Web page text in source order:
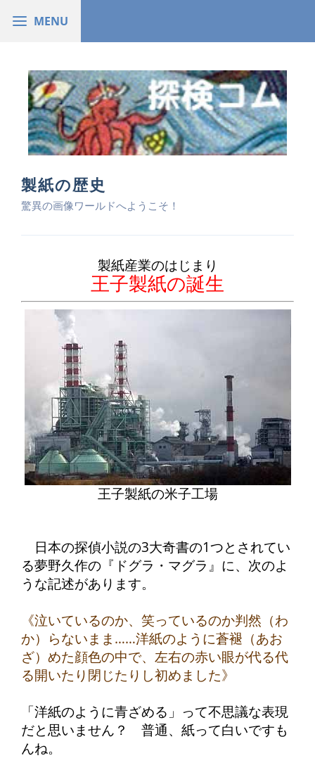
製紙の歴史
驚異の画像ワールドへようこそ！
製紙産業のはじまり
王子製紙の誕生
王子製紙の米子工場
日本の探偵小説の3大奇書の1つとされてい
る夢野久作の『ドグラ・マグラ』に、次のよ
うな記述があります。
《泣いているのか、笑っているのか判然（わ
か）らないまま……洋紙のように蒼褪（あお
ざ）めた顔色の中で、左右の赤い眼が代る代
る開いたり閉じたりし初めました》
「洋紙のように青ざめる」って不思議な表現
だと思いません？ 普通、紙って白いですも
んね。